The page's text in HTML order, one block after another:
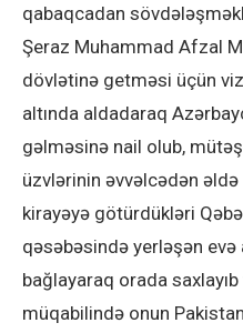
qabaqcadan
Şeraz Muhammad Afzal
dövlətinə getməsi üçün
altında aldadaraq
gəlməsinə nail olub,
üzvlərinin əvvəlcədən əldə
kirayəyə götürdükləri
qəsəbəsində yerləşən evə
bağlayaraq orada
müqabilində onun